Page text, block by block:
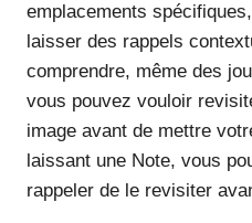
emplacements
laisser des rappels
comprendre, même des
vous pouvez vouloir
image avant de mettre
laissant une Note, vous
rappeler de le revisiter